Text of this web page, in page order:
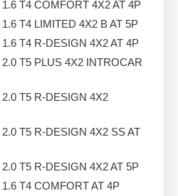
1.6 T4 COMFORT 4X2 AT 4P
1.6 T4 LIMITED 4X2 B AT 5P
1.6 T4 R-DESIGN 4X2 AT 4P
2.0 T5 PLUS 4X2 INTROCAR
2.0 T5 R-DESIGN 4X2
2.0 T5 R-DESIGN 4X2 SS AT
2.0 T5 R-DESIGN 4X2 AT 5P
1.6 T4 COMFORT AT 4P